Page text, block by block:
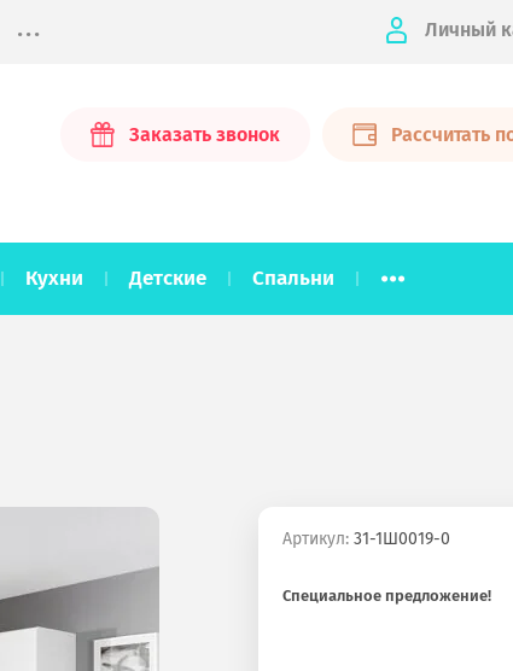
... Личный
Заказать звонок Рассчитать
Кухни Детские Спальни ...
Артикул:31-1Ш0019-0
Специальное предложение!